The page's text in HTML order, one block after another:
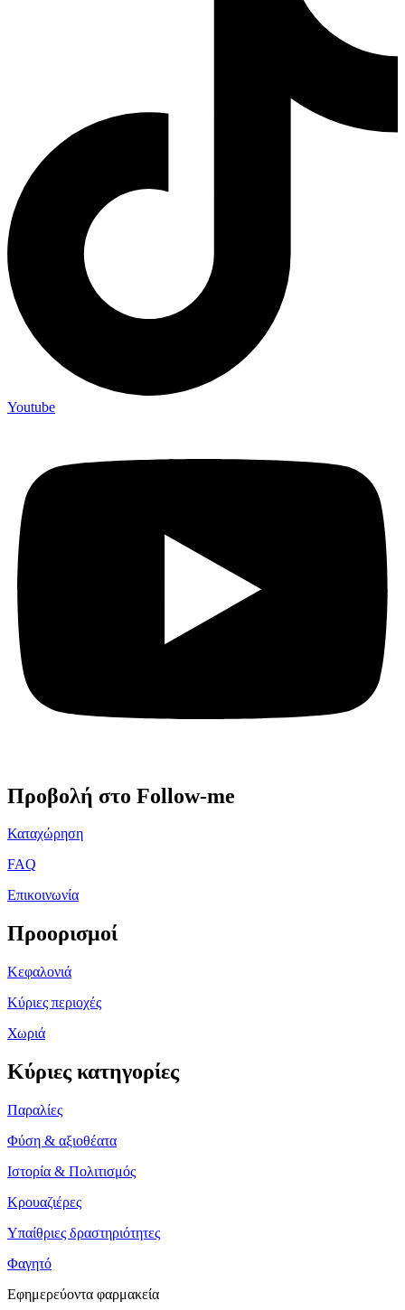
Youtube
Προβολή στο Follow-me
Καταχώρηση
FAQ
Επικοινωνία
Προορισμοί
Κεφαλονιά
Κύριες περιοχές
Χωριά
Κύριες κατηγορίες
Παραλίες
Φύση & αξιοθέατα
Ιστορία & Πολιτισμός
Κρουαζιέρες
Υπαίθριες δραστηριότητες
Φαγητό
Εφημερεύοντα φαρμακεία